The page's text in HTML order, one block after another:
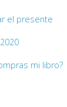
el presente
mi libro?